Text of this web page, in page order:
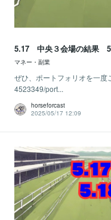
5.17 中央３会場の結果
マネー・副業
ぜひ、ポートフォリオを一
4523349/port...
horseforcast
2025/05/17 12:09